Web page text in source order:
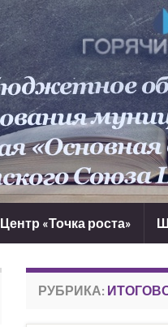
Центр «Точка роста»
РУБРИКА: